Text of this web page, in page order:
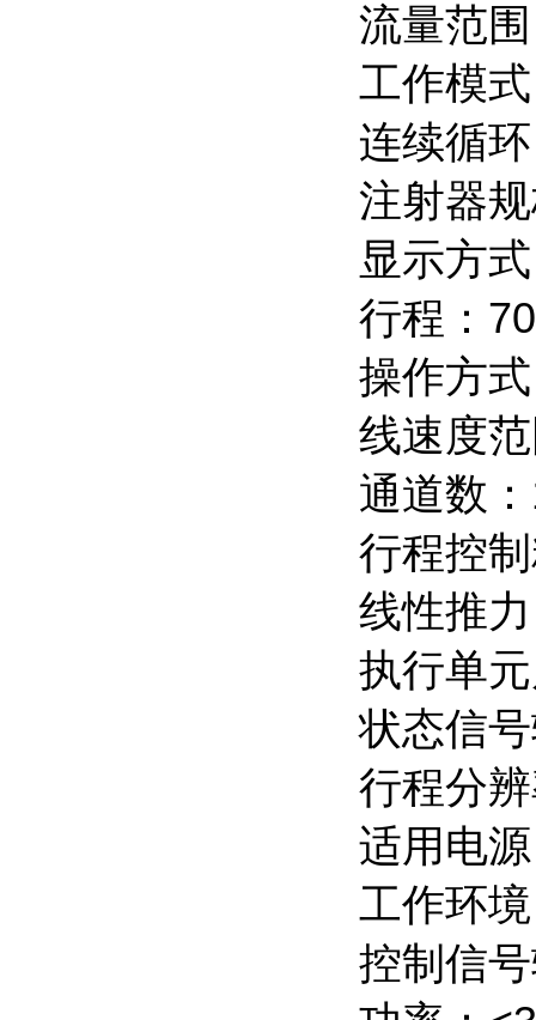
流量范
工作模
连续循环
注射器
显示方
行程：
操作方
线速度
通道数
行程控
线性推
执行单
状态信
行程分
适用电
工作环
控制信